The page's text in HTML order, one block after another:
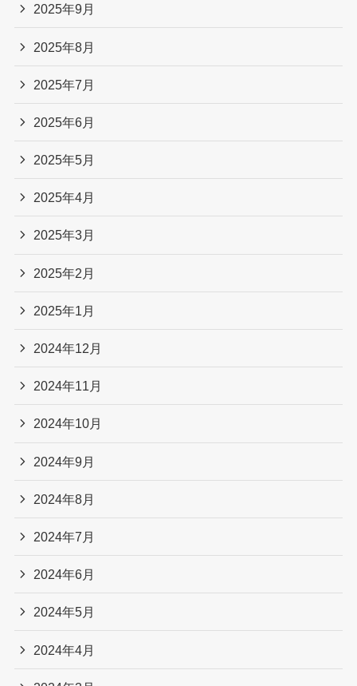
2025年9月
2025年8月
2025年7月
2025年6月
2025年5月
2025年4月
2025年3月
2025年2月
2025年1月
2024年12月
2024年11月
2024年10月
2024年9月
2024年8月
2024年7月
2024年6月
2024年5月
2024年4月